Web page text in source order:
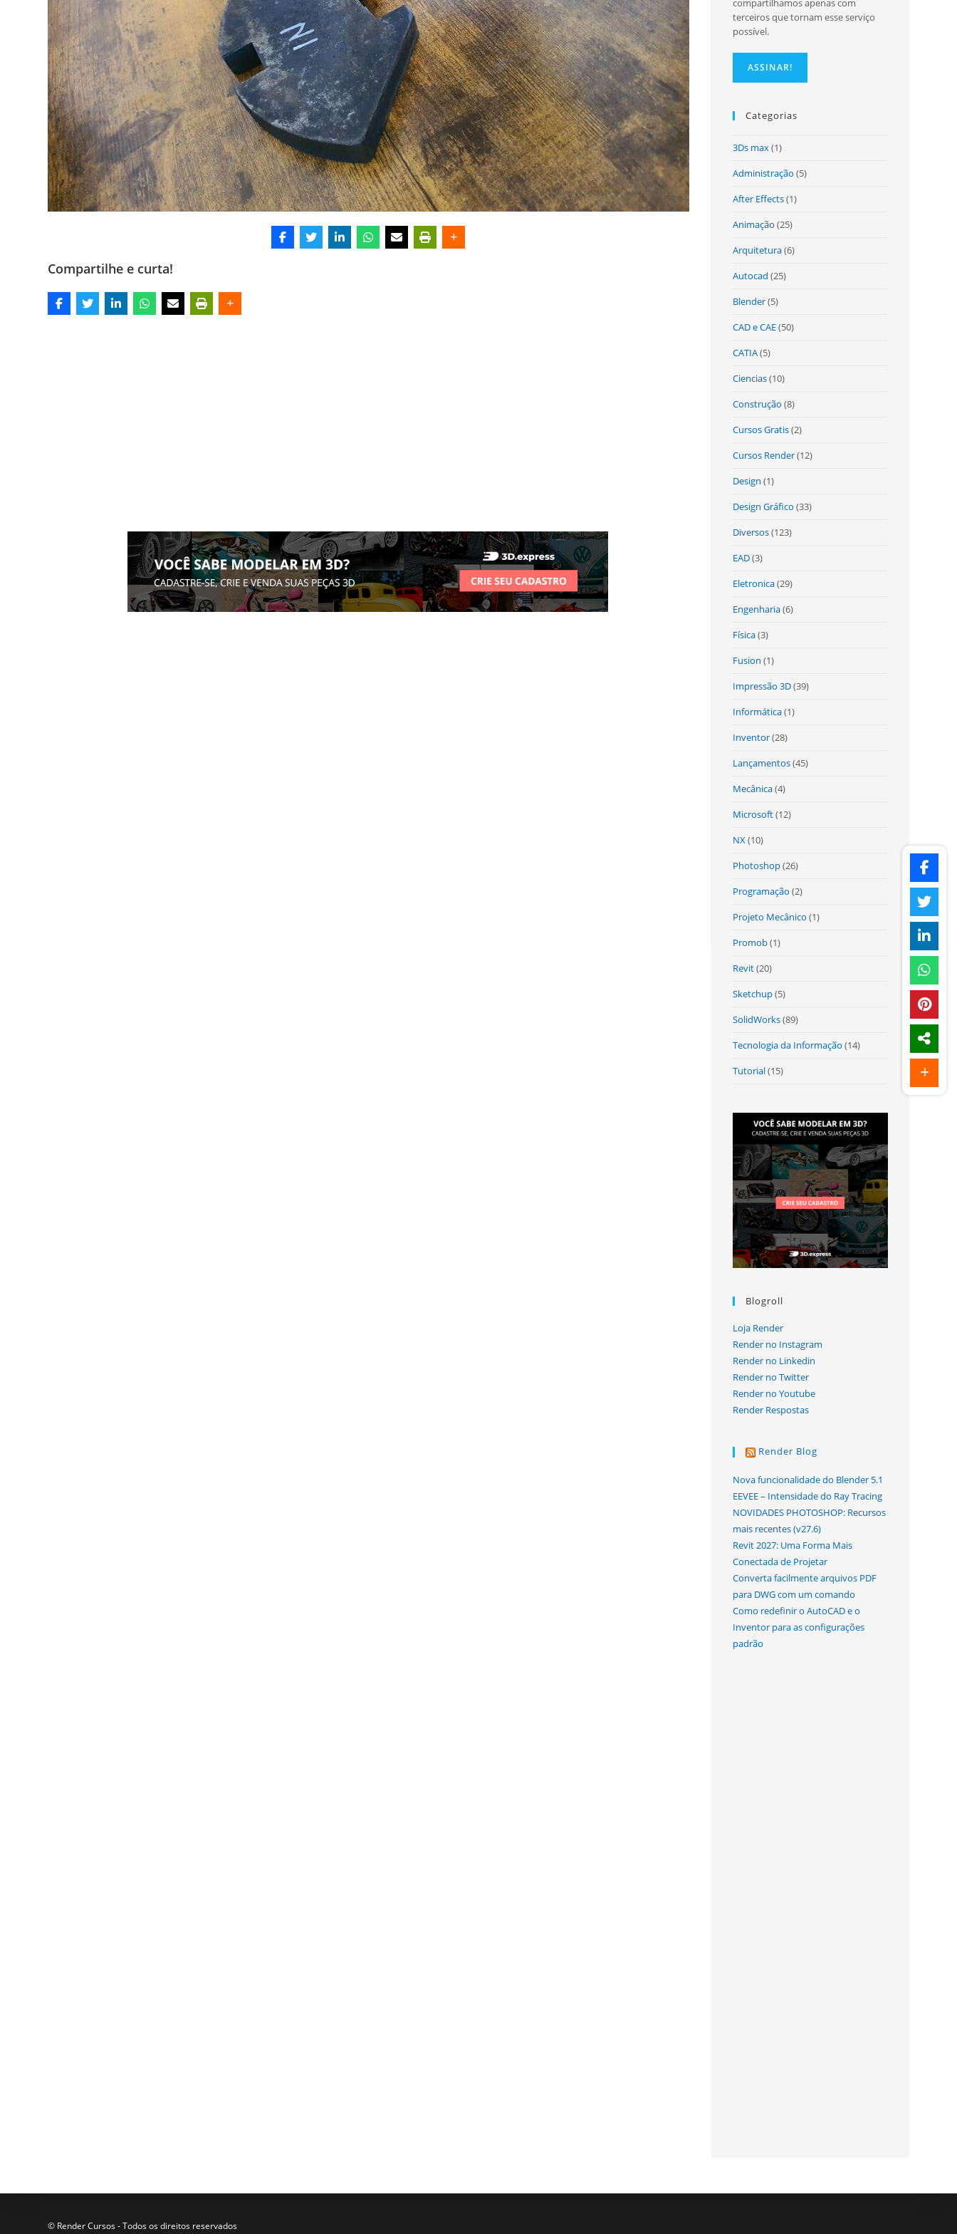
Compartilhe e curta!
compartilhamos apenas com
terceiros que tornam esse serviço
possível.
Categorias
3Ds max(1)
Administração (5)
After Effects(1)
Animação (25)
Arquitetura(6)
Autocad (25)
Blender(5)
CAD e CAE(50)
CATIA(5)
Ciencias(10)
Construção (8)
Cursos Gratis(2)
Cursos Render(12)
Design (1)
Design Gráfico (33)
Diversos(123)
EAD(3)
Eletronica(29)
Engenharia(6)
Física(3)
Fusion (1)
Impressão 3D(39)
Informática(1)
Inventor(28)
Lançamentos(45)
Mecânica(4)
Microsoft(12)
NX(10)
Photoshop(26)
Programação (2)
Projeto Mecânico (1)
Promob(1)
Revit(20)
Sketchup(5)
SolidWorks(89)
Tecnologia da Informação (14)
Tutorial(15)
Blogroll
Loja Render
Render no Instagram
Render no Linkedin
Render no Twitter
Render no Youtube
Render Respostas
Render Blog
Nova funcionalidade do Blender 5.1
EEVEE – Intensidade do Ray Tracing
NOVIDADES PHOTOSHOP: Recursos
mais recentes (v27.6)
Revit 2027: Uma Forma Mais
Conectada de Projetar
Converta facilmente arquivos PDF
para DWG com um comando
Como redefinir o AutoCAD e o
Inventor para as configurações
padrão
© Render Cursos - Todos os direitos reservados